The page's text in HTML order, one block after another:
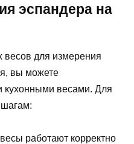
эспандера на
весов для измерения
вы можете
кухонными весами. Для
работают корректно